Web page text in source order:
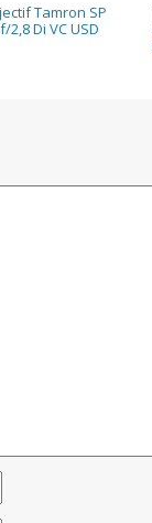
Tamron SP
2,8 Di VC USD